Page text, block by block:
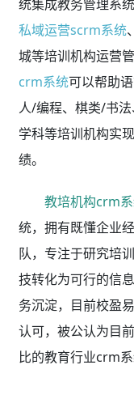
统集成教务管理系
私域运营scrm系统
城等培训机构运营
crm系统可以帮助
人/编程、棋类/书法
学科等培训机构实
绩。
教培机构crm
统，拥有既懂企业
队，专注于研究培
技转化为可行的信
务沉淀，目前校盈
认可，被公认为目
比的教育行业crm系